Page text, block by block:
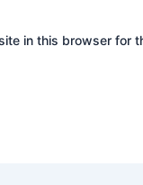
in this browser for